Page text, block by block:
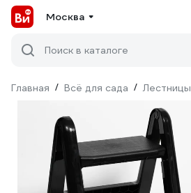
Москва
Поиск в каталоге
Главная / Всё для сада / Лестницы